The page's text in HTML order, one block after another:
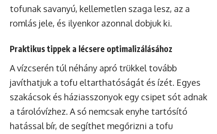
tofunak savanyú, kellemetlen szaga lesz, az a
romlás jele, és ilyenkor azonnal dobjuk ki.
Praktikus tippek a lécsere optimalizálásához
A vízcserén túl néhány apró trükkel tovább
javíthatjuk a tofu eltarthatóságát és ízét. Egyes
szakácsok és háziasszonyok egy csipet sót adnak
a tárolóvízhez. A só nemcsak enyhe tartósító
hatással bír, de segíthet megőrizni a tofu